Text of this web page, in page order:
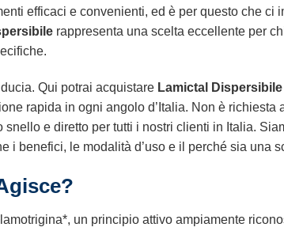
efficaci e convenienti, ed è per questo che ci
rappresenta una scelta eccellente per
Qui potrai acquistare Lamictal Dispersibile
rapida in ogni angolo d’Italia. Non è richiesta
e diretto per tutti i nostri clienti in Italia.
benefici, le modalità d’uso e il perché sia una
un principio attivo ampiamente